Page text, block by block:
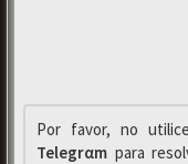
Por favor, no
Telegrαm para